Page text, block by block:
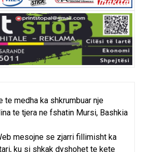
te medha ka shkrumbuar nje
te tjera ne fshatin Mursi, Bashkia
mesojne se zjarri fillimisht ka
ku si shkak dyshohet te kete